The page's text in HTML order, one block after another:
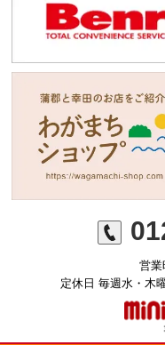
営業
定休日 毎週水・木